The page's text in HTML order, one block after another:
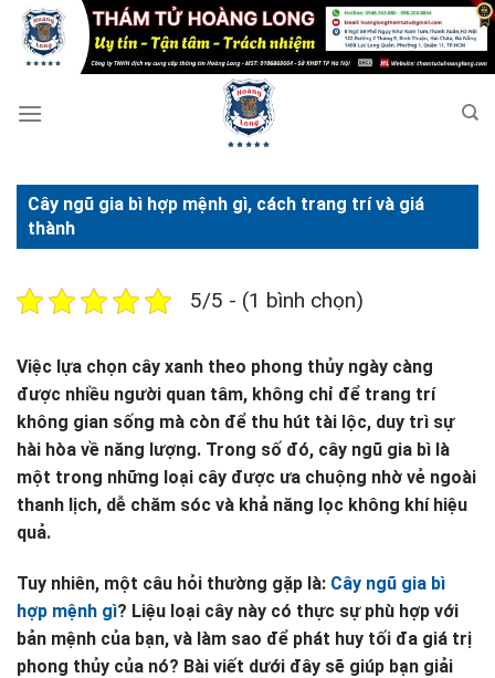
qua
Cây ngũ gia bì hợp mệnh gì, cách trang trí và giá
thành
5/5 - (1 bình chọn)
Việc lựa chọn cây xanh theo phong thủy ngày càng
được nhiều người quan tâm, không chỉ để trang trí
không gian sống mà còn để thu hút tài lộc, duy trì sự
hài hòa về năng lượng. Trong số đó, cây ngũ gia bì là
một trong những loại cây được ưa chuộng nhờ vẻ ngoài
thanh lịch, dễ chăm sóc và khả năng lọc không khí hiệu
quả.
Tuy nhiên, một câu hỏi thường gặp là: Cây ngũ gia bì
hợp mệnh gì? Liệu loại cây này có thực sự phù hợp với
bản mệnh của bạn, và làm sao để phát huy tối đa giá trị
phong thủy của nó? Bài viết dưới đây sẽ giúp bạn giải